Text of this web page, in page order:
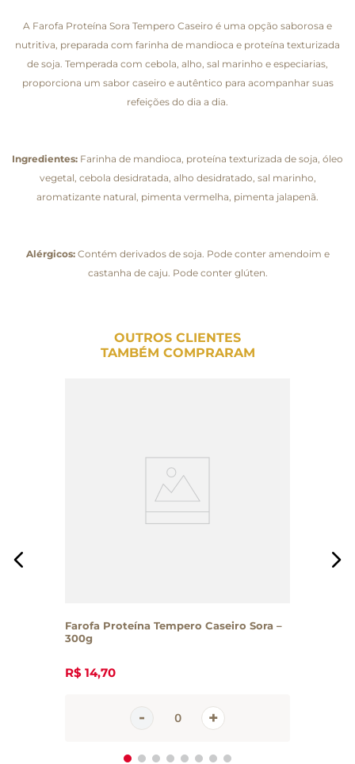
A Farofa Proteína Sora Tempero Caseiro é uma opção saborosa e
nutritiva, preparada com farinha de mandioca e proteína texturizada
de soja. Temperada com cebola, alho, sal marinho e especiarias,
proporciona um sabor caseiro e autêntico para acompanhar suas
refeições do dia a dia.
Ingredientes: Farinha de mandioca, proteína texturizada de soja, óleo
vegetal, cebola desidratada, alho desidratado, sal marinho,
aromatizante natural, pimenta vermelha, pimenta jalapenã.
Alérgicos:Contém derivados de soja. Pode conter amendoim e
castanha de caju. Pode conter glúten.
OUTROS CLIENTES
TAMBÉM COMPRARAM
Farofa Proteína Tempero Caseiro Sora –
300g
R$ 14,70